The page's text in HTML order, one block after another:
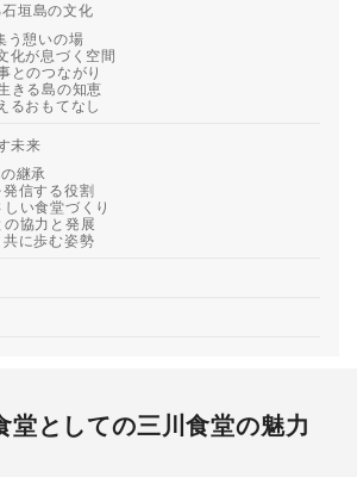
垣島の文化
う憩いの場
化が息づく空間
とのつながり
きる島の知恵
るおもてなし
未来
継承
信する役割
い食堂づくり
の協力と発展
に歩む姿勢
堂としての三川食堂の魅力